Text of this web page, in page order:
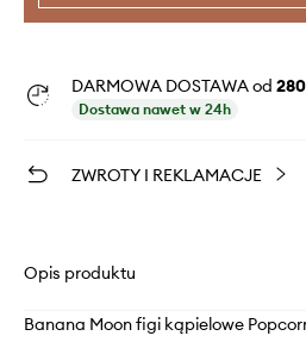
DARMOWA DOSTAWA od
Dostawa nawet w 24h
ZWROTY I REKLAMACJE
Opis produktu
Banana Moon figi kąpielowe